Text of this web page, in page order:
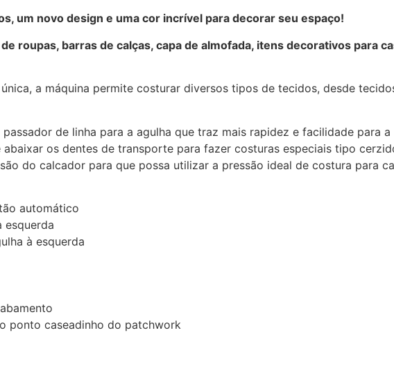
um novo design e uma cor incrível para decorar seu espaço!
roupas, barras de calças, capa de almofada, itens decorativos para
a máquina permite costurar diversos tipos de tecidos, desde
de linha para a agulha que traz mais rapidez e facilidade para a
abaixar os dentes de transporte para fazer costuras especiais tipo
do calcador para que possa utilizar a pressão ideal de costura para
automático
esquerda
à esquerda
ponto caseadinho do patchwork